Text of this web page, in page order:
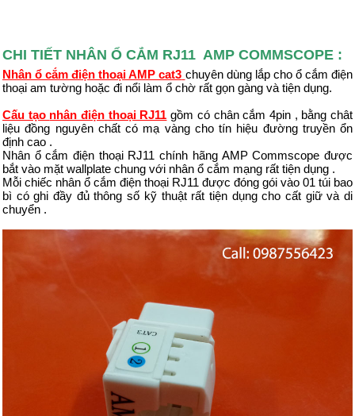
CHI TIẾT NHÂN Ổ CẮM RJ11 AMP COMMSCOPE :
Nhân ổ cắm điện thoại AMP cat3 chuyên dùng lắp cho ổ cắm điện
thoại am tường hoặc đi nổi làm ổ chờ rất gọn gàng và tiện dụng.
Cấu tạo nhân điện thoại RJ11 gồm có chân cắm 4pin , bằng chât
liệu đồng nguyên chất có mạ vàng cho tín hiệu đường truyền ổn
định cao .
Nhân ổ cắm điện thoại RJ11 chính hãng AMP Commscope được
bắt vào mặt wallplate chung với nhân ổ cắm mạng rất tiện dụng .
Mỗi chiếc nhân ổ cắm điện thoại RJ11 được đóng gói vào 01 túi bao
bì có ghi đầy đủ thông số kỹ thuật rất tiện dụng cho cất giữ và di
chuyển .